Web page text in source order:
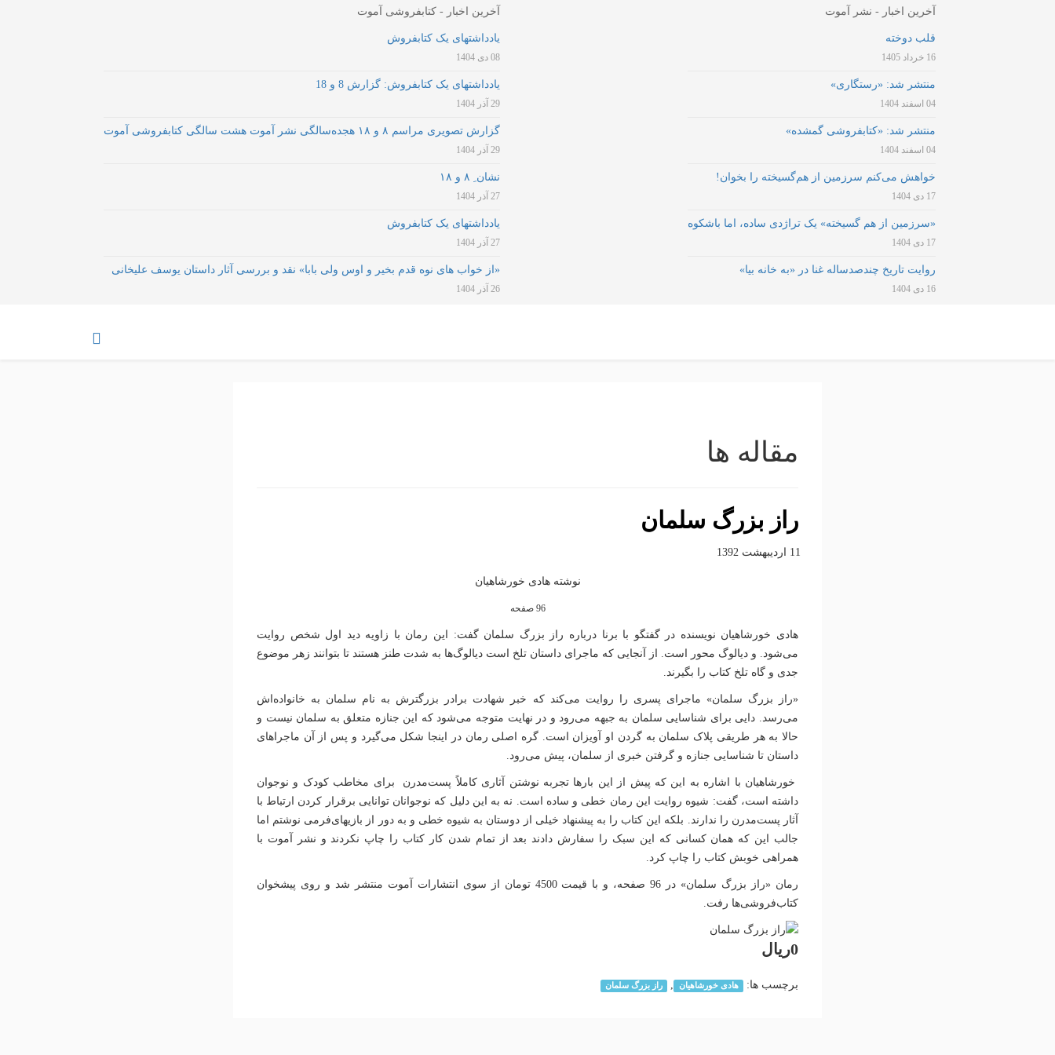
آخرین اخبار - نشر آموت
قلب دوخته
16 خرداد 1405
منتشر شد: «رستگاری»
04 اسفند 1404
منتشر شد: «کتابفروشی گمشده»
04 اسفند 1404
خواهش می‌کنم سرزمین از هم‌گسیخته را بخوان!
17 دی 1404
«سرزمین از هم گسیخته» یک تراژدی ساده، اما باشکوه
17 دی 1404
روایت تاریخ چندصدساله غنا در «به خانه بیا»
16 دی 1404
آخرین اخبار - کتابفروشی آموت
یادداشتهای یک کتابفروش
08 دی 1404
یادداشتهای یک کتابفروش: گزارش 8 و 18
29 آذر 1404
گزارش تصویری مراسم ۸ و ۱۸ هجده‌سالگی نشر آموت هشت سالگی کتابفروشی آموت
29 آذر 1404
نشان ِ ۸ و ۱۸
27 آذر 1404
یادداشتهای یک کتابفروش
27 آذر 1404
«از خواب های نوه قدم بخیر و اوس ولی بابا» نقد و بررسی آثار داستان یوسف علیخانی
26 آذر 1404
مقاله ها
راز بزرگ سلمان
11 ارديبهشت 1392
نوشته هادی خورشاهیان
96 صفحه
هادی خورشاهیان نویسنده در گفتگو با برنا درباره راز بزرگ سلمان گفت: این رمان با زاویه دید اول شخص روایت
می‌شود. و دیالوگ محور است. از آنجایی که ماجرای داستان تلخ است دیالوگ‌ها به شدت طنز هستند تا بتوانند زهر موضوع
جدی و گاه تلخ کتاب را بگیرند.
«راز بزرگ سلمان» ماجرای پسری را روایت می‌کند که خبر شهادت برادر بزرگترش به نام سلمان به خانواده‌اش
می‌رسد. دایی برای شناسایی سلمان به جبهه می‌رود و در نهایت متوجه می‌شود که این جنازه متعلق به سلمان نیست و
حالا به هر طریقی پلاک سلمان به گردن او آویزان است. گره اصلی رمان در اینجا شکل می‌گیرد و پس از آن ماجراهای
داستان تا شناسایی جنازه و گرفتن خبری از سلمان، پیش می‌رود.
خورشاهیان با اشاره به این که پیش از این بارها تجربه نوشتن آثاری کاملاً پست‌مدرن برای مخاطب کودک و نوجوان
داشته است، گفت: شیوه روایت این رمان خطی و ساده است. نه به این دلیل که نوجوانان توانایی برقرار کردن ارتباط با
آثار پست‌مدرن را ندارند. بلکه این کتاب را به پیشنهاد خیلی از دوستان به شیوه خطی و به دور از بازیهای‌فرمی نوشتم اما
جالب این که همان کسانی که این سبک را سفارش دادند بعد از تمام شدن کار کتاب را چاپ نکردند و نشر آموت با
همراهی خوبش کتاب را چاپ کرد.
رمان «راز بزرگ سلمان» در 96 صفحه، و با قیمت 4500 تومان از سوی انتشارات آموت منتشر شد و روی پیشخوان
کتاب‌فروشی‌ها رفت.
0ریال
برچسب ها: هادی خورشاهیان , راز بزرگ سلمان